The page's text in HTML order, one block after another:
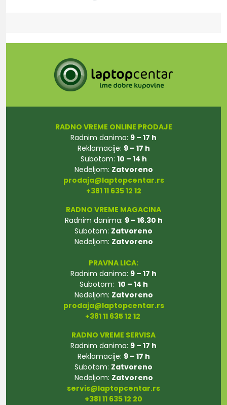
RADNO VREME ONLINE PRODAJE
Radnim danima: 9 – 17 h
Reklamacije: 9 – 17 h
Subotom: 10 – 14 h
Nedeljom: Zatvoreno
prodaja@laptopcentar.rs
+381 11 635 12 12
RADNO VREME MAGACINA
Radnim danima: 9 – 16.30 h
Subotom: Zatvoreno
Nedeljom: Zatvoreno
PRAVNA LICA:
Radnim danima: 9 – 17 h
Subotom: 10 – 14 h
Nedeljom: Zatvoreno
prodaja@laptopcentar.rs
+381 11 635 12 12
RADNO VREME SERVISA
Radnim danima: 9 – 17 h
Reklamacije: 9 – 17 h
Subotom: Zatvoreno
Nedeljom: Zatvoreno
servis@laptopcentar.rs
+381 11 635 12 20